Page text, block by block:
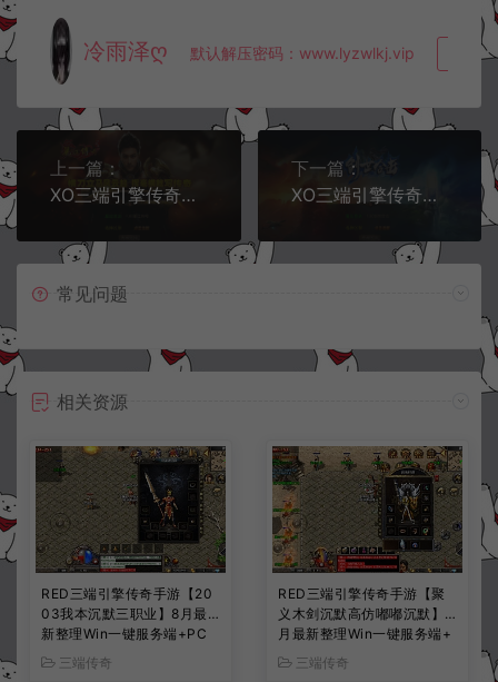
冷雨泽ღ 默认解压密码：www.lyzwlkj.vip 复
上一篇：
XO三端引擎传奇手游【1.80丽江复古传奇合击版】7月最新整理Win一键服务端+PC安卓苹果+详细搭建教程+视频教程
下一篇：
XO三端引擎传奇手游【1.80创世星王合击版】7月最新整理Win一键服务端+PC安卓苹果+详细搭建教程+视频教程
常见问题
相关资源
RED三端引擎传奇手游【20
03我本沉默三职业】8月最
新整理Win一键服务端+PC
安卓+详细搭建教程
三端传奇
RED三端引擎传奇手游【聚
义木剑沉默高仿嘟嘟沉默】7
月最新整理Win一键服务端+
PC安卓苹果+详细搭建教程
三端传奇